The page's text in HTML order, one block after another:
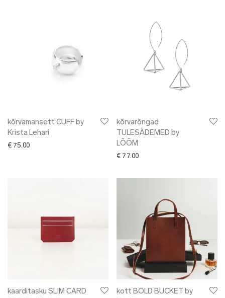
kõrvamansett CUFF by
Krista Lehari
€ 75.00
kõrvarõngad
TULESÄDEMED by
LÕÕM
€ 77.00
kaarditasku SLIM CARD
kott BOLD BUCKET by